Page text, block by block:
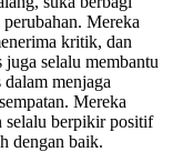
Mereka
kritik, dan
selalu membantu
menjaga
Mereka
selalu berpikir positif
dengan baik.